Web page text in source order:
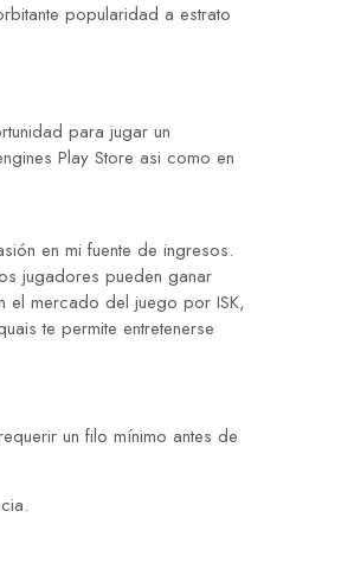
popularidad a estrato
para jugar un
Play Store asi como en
en mi fuente de ingresos.
jugadores pueden ganar
el mercado del juego por ISK,
te permite entretenerse
un filo mínimo antes de